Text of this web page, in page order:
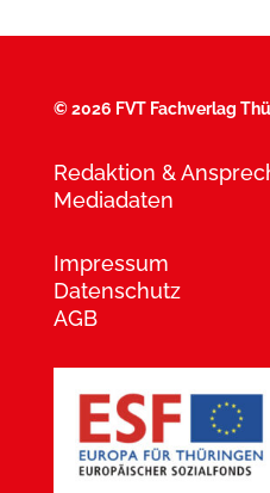
©2026 FVT Fachverlag
Redaktion &
Mediadaten
Impressum
Datenschutz
AGB